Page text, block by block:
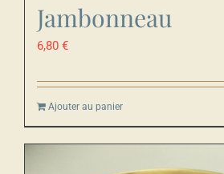
Jambonneau
6,80 €
Ajouter au panier